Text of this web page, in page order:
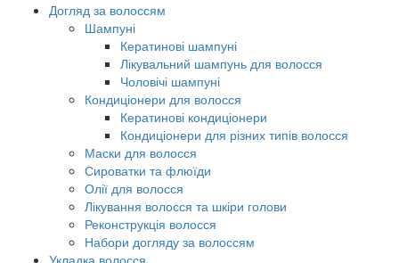
Догляд за волоссям
Шампуні
Кератинові шампуні
Лікувальний шампунь для волосся
Чоловічі шампуні
Кондиціонери для волосся
Кератинові кондиціонери
Кондиціонери для різних типів волосся
Маски для волосся
Сироватки та флюїди
Олії для волосся
Лікування волосся та шкіри голови
Реконструкція волосся
Набори догляду за волоссям
Укладка волосся